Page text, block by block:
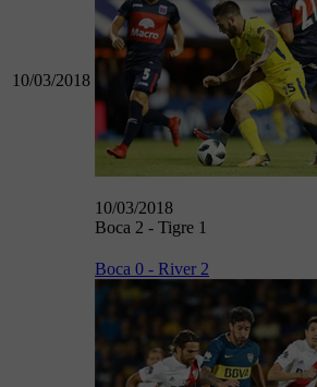
10/03/2018
10/03/2018
Boca 2 - Tigre 1
Boca 0 - River 2